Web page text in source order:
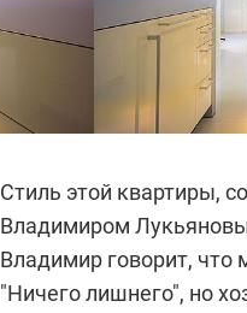
Стиль этой квартиры,
Владимиром
Владимир говорит,
"Ничего лишнего", но